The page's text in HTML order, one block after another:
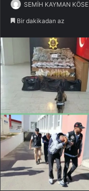
SEMİH KAYMAN KÖSE
Bir dakikadan az